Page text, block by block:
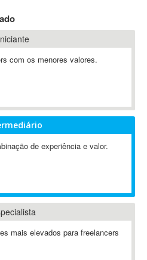
com os menores valores.
de experiência e valor.
mais elevados para freelancers